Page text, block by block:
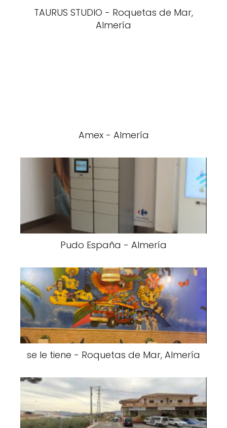
TAURUS STUDIO - Roquetas de Mar,
Almería
Amex - Almería
Pudo España - Almería
se le tiene - Roquetas de Mar, Almería